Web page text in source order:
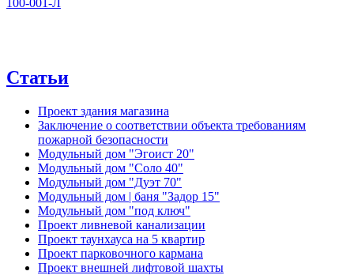
100-001-Л
Статьи
Проект здания магазина
Заключение о соответствии объекта требованиям
пожарной безопасности
Модульный дом "Эгоист 20"
Модульный дом "Соло 40"
Модульный дом "Дуэт 70"
Модульный дом | баня "Задор 15"
Модульный дом "под ключ"
Проект ливневой канализации
Проект таунхауса на 5 квартир
Проект парковочного кармана
Проект внешней лифтовой шахты